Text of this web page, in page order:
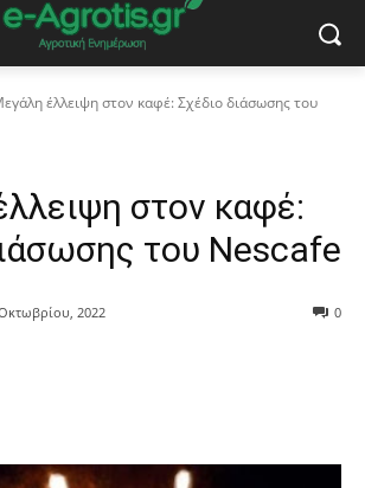
έλλειψη στον καφέ: Σχέδιο διάσωσης του
στον καφέ:
του Nescafe
2022 0